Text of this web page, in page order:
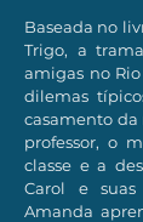
Baseada no
Trigo, a
amigas no
dilemas
casamento da
professor, o
classe e a
Carol e
Amanda